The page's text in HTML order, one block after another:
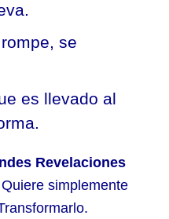
se
es llevado al
Revelaciones
simplemente